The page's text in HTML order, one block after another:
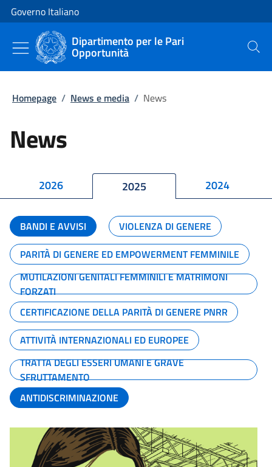
Vai al contenuto
Vai alla navigazione del sito
Governo Italiano
Dipartimento per le Pari
Opportunità Cerca
Homepage / News e media / News
News
2026 2025 2024
BANDI E AVVISI
VIOLENZA DI GENERE
PARITÀ DI GENERE ED EMPOWERMENT FEMMINILE
MUTILAZIONI GENITALI FEMMINILI E MATRIMONI
FORZATI
CERTIFICAZIONE DELLA PARITÀ DI GENERE PNRR
ATTIVITÀ INTERNAZIONALI ED EUROPEE
TRATTA DEGLI ESSERI UMANI E GRAVE
SFRUTTAMENTO
ANTIDISCRIMINAZIONE